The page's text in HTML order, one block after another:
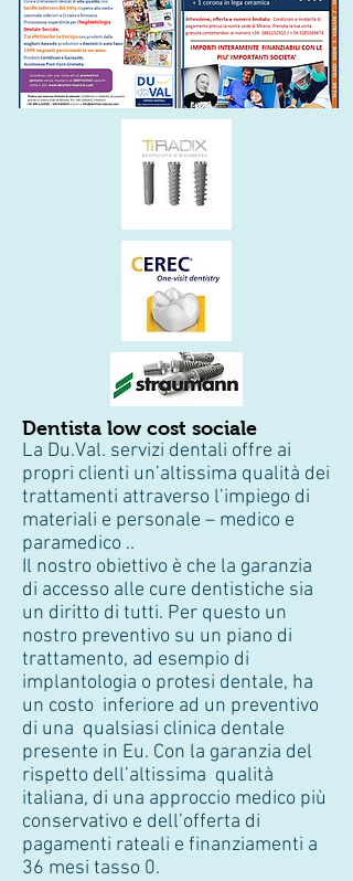
Dentista low cost sociale
La Du.Val. servizi dentali offre ai
propri clienti un’altissima qualità dei
trattamenti attraverso l’impiego di
materiali e personale – medico e
paramedico ..
Il nostro obiettivo è che la garanzia
di accesso alle cure dentistiche sia
un diritto di tutti. Per questo un
nostro preventivo su un piano di
trattamento, ad esempio di
implantologia o protesi dentale, ha
un costo inferiore ad un preventivo
di una qualsiasi clinica dentale
presente in Eu. Con la garanzia del
rispetto dell’altissima qualità
italiana, di una approccio medico più
conservativo e dell’offerta di
pagamenti rateali e finanziamenti a
36 mesi tasso 0.